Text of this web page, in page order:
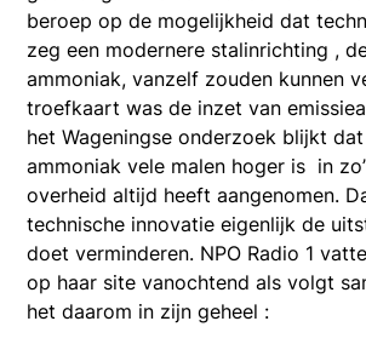
beroep op de mogelijkheid dat
zeg een modernere stalinrichting ,
ammoniak, vanzelf zouden kunnen
troefkaart was de inzet van
het Wageningse onderzoek blijkt
ammoniak vele malen hoger is in
overheid altijd heeft aangenomen.
technische innovatie eigenlijk de
doet verminderen. NPO Radio 1
op haar site vanochtend als volgt
het daarom in zijn geheel :